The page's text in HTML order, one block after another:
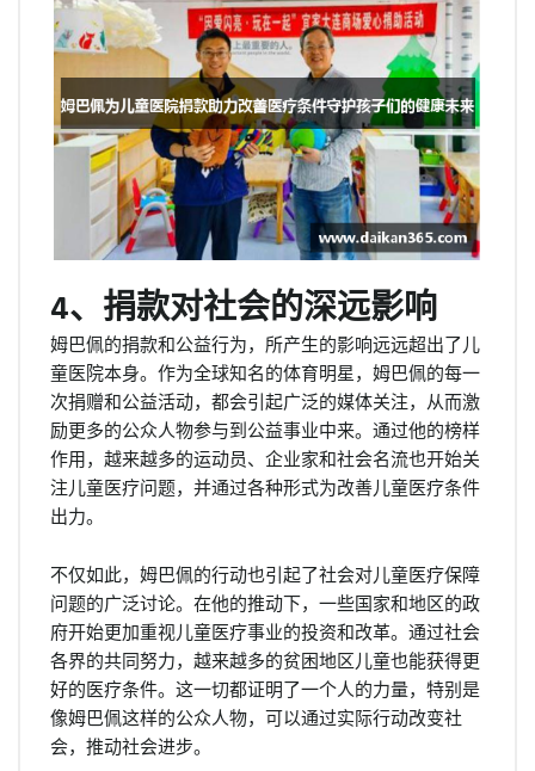
4、捐款对社会的深远影响
姆巴佩的捐款和公益行为，所产生的影响远远超出了儿
童医院本身。作为全球知名的体育明星，姆巴佩的每一
次捐赠和公益活动，都会引起广泛的媒体关注，从而激
励更多的公众人物参与到公益事业中来。通过他的榜样
作用，越来越多的运动员、企业家和社会名流也开始关
注儿童医疗问题，并通过各种形式为改善儿童医疗条件
出力。
不仅如此，姆巴佩的行动也引起了社会对儿童医疗保障
问题的广泛讨论。在他的推动下，一些国家和地区的政
府开始更加重视儿童医疗事业的投资和改革。通过社会
各界的共同努力，越来越多的贫困地区儿童也能获得更
好的医疗条件。这一切都证明了一个人的力量，特别是
像姆巴佩这样的公众人物，可以通过实际行动改变社
会，推动社会进步。